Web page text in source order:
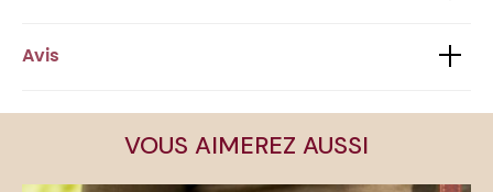
Avis
VOUS AIMEREZ AUSSI